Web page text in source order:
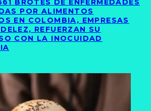
BROTES DE ENFERMEDADES
POR ALIMENTOS
EN COLOMBIA, EMPRESAS
REFUERZAN SU
CON LA INOCUIDAD